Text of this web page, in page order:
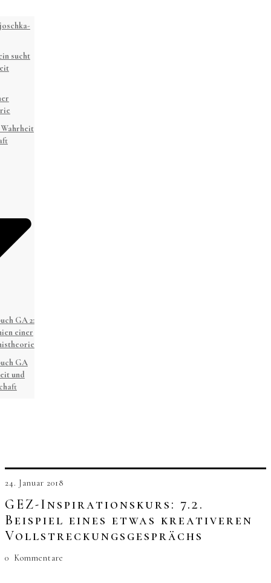
sucht
GA 2:
einer
GA
und
24. Januar 2018
GEZ-Inspirationskurs: 7.2.
Beispiel eines etwas kreativeren
Vollstreckungsgesprächs
0 Kommentare